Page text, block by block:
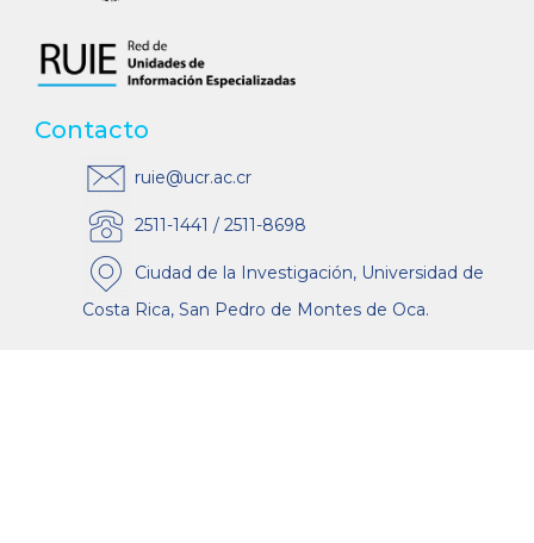
Contacto
ruie@ucr.ac.cr
2511-1441 / 2511-8698
Ciudad de la Investigación, Universidad de
Costa Rica, San Pedro de Montes de Oca.